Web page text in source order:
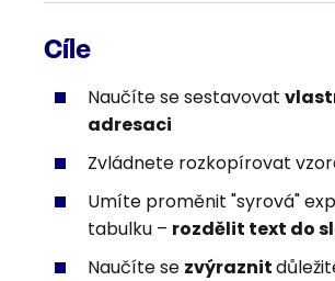
Nastavení příček
Nastavení rozbalovacích
Řazení záznamů v tabulce
Záhlaví a zápatí
Tisk rozsáhlejších tabulek
Cíle
Naučíte se sestavovat
adresaci
Zvládnete rozkopírovat
Umíte proměnit "syrová"
tabulku – rozdělit text do
Naučíte se zvýraznit